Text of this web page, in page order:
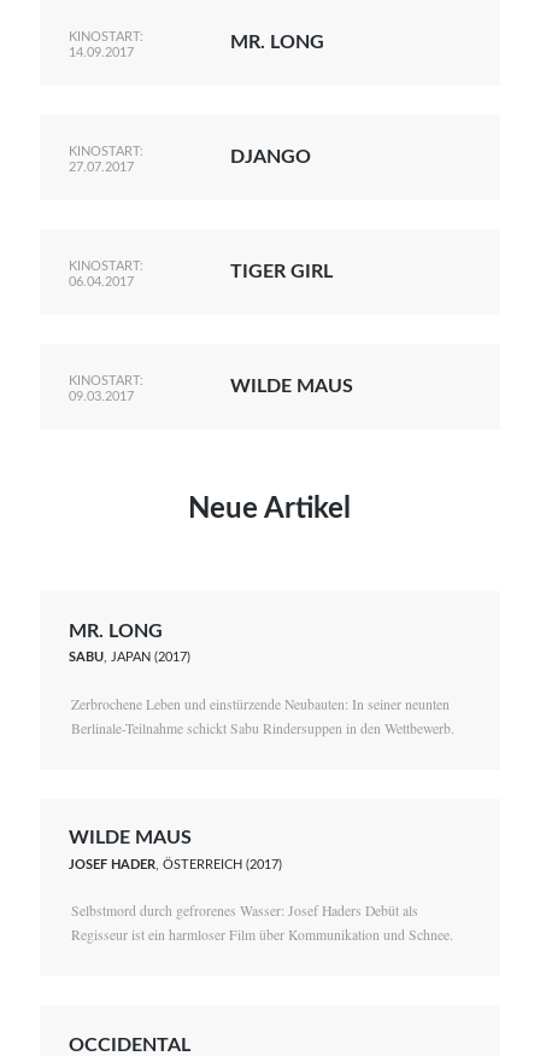
KINOSTART:
14.09.2017
MR. LONG
KINOSTART:
27.07.2017
DJANGO
KINOSTART:
06.04.2017
TIGER GIRL
KINOSTART:
09.03.2017
WILDE MAUS
Neue Artikel
MR. LONG
SABU, JAPAN (2017)
Zerbrochene Leben und einstürzende Neubauten: In seiner neunten
Berlinale-Teilnahme schickt Sabu Rindersuppen in den Wettbewerb.
WILDE MAUS
JOSEF HADER , ÖSTERREICH (2017)
Selbstmord durch gefrorenes Wasser: Josef Haders Debüt als
Regisseur ist ein harmloser Film über Kommunikation und Schnee.
OCCIDENTAL